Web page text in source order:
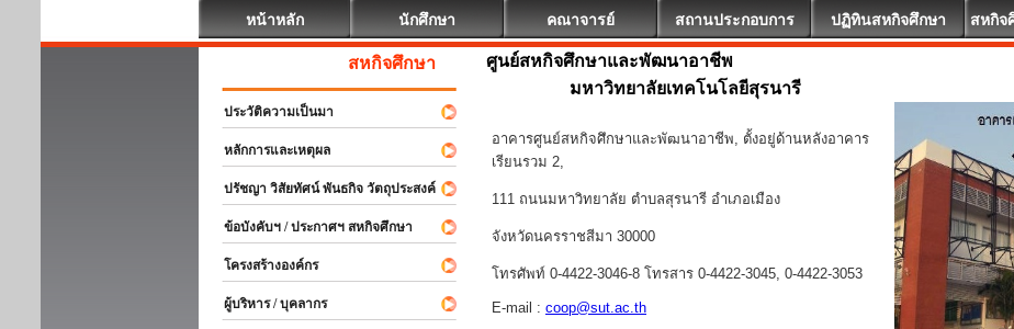
หน้าหลัก นักศึกษา คณาจารย์ สถานประกอบการ ปฏิทินสหกิจศึกษา สหกิจ
สหกิจศึกษา ยินดีต้อนรับ
ประวัติความเป็นมา
หลักการและเหตุผล
ปรัชญา วิสัยทัศน์ พันธกิจ วัตถุประสงค์
ข้อบังคับฯ / ประกาศฯ สหกิจศึกษา
โครงสร้างองค์กร
ผู้บริหาร / บุคลากร
ศูนย์สหกิจศึกษาและพัฒนาอาชีพ
มหาวิทยาลัยเทคโนโลยีสุรนารี
อาคารศูนย์สหกิจศึกษาและพัฒนาอาชีพ, ตั้งอยู่ด้านหลังอาคาร
เรียนรวม 2,
111 ถนนมหาวิทยาลัย ตำบลสุรนารี อำเภอเมือง
จังหวัดนครราชสีมา 30000
โทรศัพท์ 0-4422-3046-8 โทรสาร 0-4422-3045, 0-4422-3053
E-mail : coop@sut.ac.th